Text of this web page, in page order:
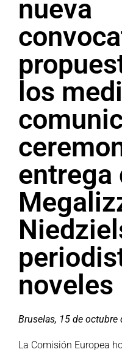
nueva
los
entrega
noveles
Bruselas, 15 de octubre
La Comisión Europea